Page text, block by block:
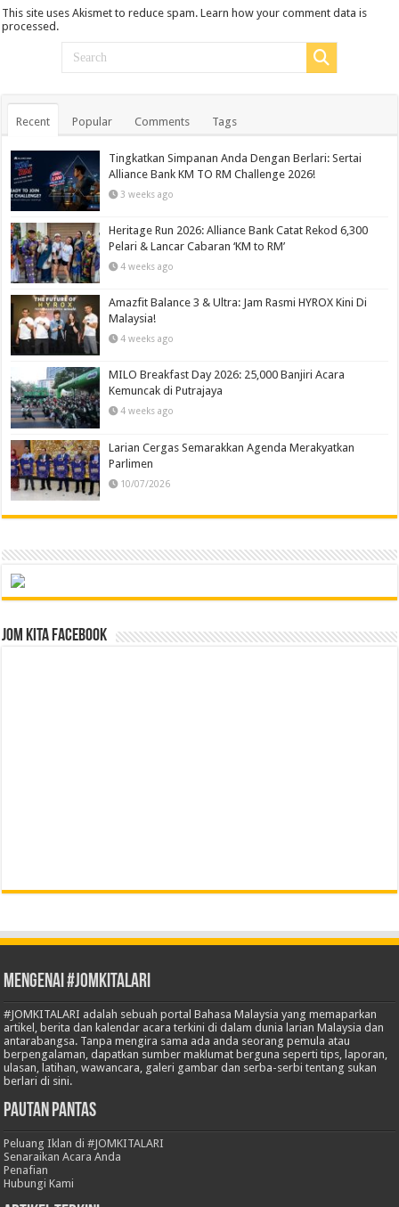
This site uses Akismet to reduce spam.Learn how your comment data is
processed.
Recent Popular Comments Tags
Tingkatkan Simpanan Anda Dengan Berlari: Sertai
Alliance Bank KM TO RM Challenge 2026!
3 weeks ago
Heritage Run 2026: Alliance Bank Catat Rekod 6,300
Pelari & Lancar Cabaran ‘KM to RM’
4 weeks ago
Amazfit Balance 3 & Ultra: Jam Rasmi HYROX Kini Di
Malaysia!
4 weeks ago
MILO Breakfast Day 2026: 25,000 Banjiri Acara
Kemuncak di Putrajaya
4 weeks ago
Larian Cergas Semarakkan Agenda Merakyatkan
Parlimen
10/07/2026
Jom Kita Facebook
Mengenai #JOMKITALARI
#JOMKITALARI adalah sebuah portal Bahasa Malaysia yang memaparkan
artikel, berita dan kalendar acara terkini di dalam dunia larian Malaysia dan
antarabangsa. Tanpa mengira sama ada anda seorang pemula atau
berpengalaman, dapatkan sumber maklumat berguna seperti tips, laporan,
ulasan, latihan, wawancara, galeri gambar dan serba-serbi tentang sukan
berlari di sini.
Pautan Pantas
Peluang Iklan di #JOMKITALARI
Senaraikan Acara Anda
Penafian
Hubungi Kami